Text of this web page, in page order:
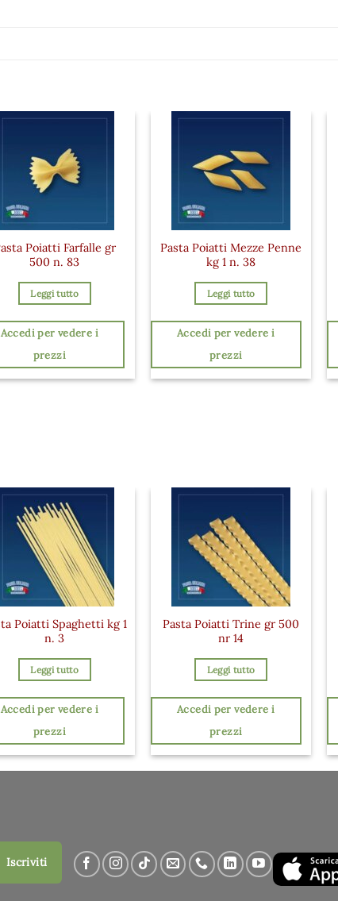
Poiatti Farfalle gr
500 n. 83
Leggi tutto
Accedi per vedere i
prezzi
Pasta Poiatti Mezze Penne
kg 1 n. 38
Leggi tutto
Accedi per vedere i
prezzi
Poiatti Spaghetti kg 1
n. 3
Leggi tutto
Accedi per vedere i
prezzi
Pasta Poiatti Trine gr 500
nr 14
Leggi tutto
Accedi per vedere i
prezzi
Iscriviti